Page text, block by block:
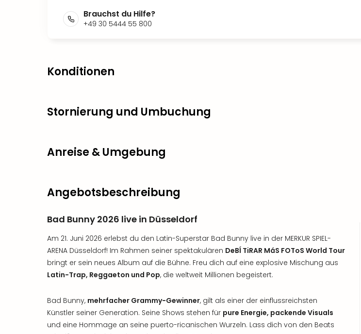
Brauchst du Hilfe?
+49 30 5444 55 800
Konditionen
Stornierung und Umbuchung
Anreise & Umgebung
Angebotsbeschreibung
Bad Bunny 2026 live in Düsseldorf
Am 21. Juni 2026 erlebst du den Latin-Superstar Bad Bunny live in der MERKUR SPIEL-
ARENA Düsseldorf! Im Rahmen seiner spektakulären DeBÍ TiRAR MáS FOToS World Tour
bringt er sein neues Album auf die Bühne. Freu dich auf eine explosive Mischung aus
Latin-Trap, Reggaeton und Pop, die weltweit Millionen begeistert.
Bad Bunny, mehrfacher Grammy-Gewinner, gilt als einer der einflussreichsten
Künstler seiner Generation. Seine Shows stehen für pure Energie, packende Visuals
und eine Hommage an seine puerto-ricanischen Wurzeln. Lass dich von den Beats